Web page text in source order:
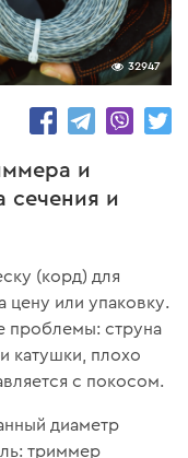
32947
и
сечения и
(корд) для
цену или упаковку.
проблемы: струна
катушки, плохо
с покосом.
диаметр
триммер